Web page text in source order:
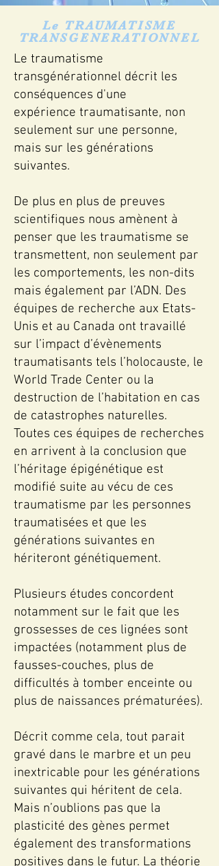
Le TRAUMATISME
TRANSGENERATIONNEL
Le traumatisme
transgénérationnel décrit les
conséquences d'une
expérience traumatisante, non
seulement sur une personne,
mais sur les générations
suivantes.
De plus en plus de preuves
scientifiques nous amènent à
penser que les traumatisme se
transmettent, non seulement par
les comportements, les non-dits
mais également par l’ADN. Des
équipes de recherche aux Etats-
Unis et au Canada ont travaillé
sur l’impact d’évènements
traumatisants tels l’holocauste, le
World Trade Center ou la
destruction de l’habitation en cas
de catastrophes naturelles.
Toutes ces équipes de recherches
en arrivent à la conclusion que
l’héritage épigénétique est
modifié suite au vécu de ces
traumatisme par les personnes
traumatisées et que les
générations suivantes en
hériteront génétiquement.
Plusieurs études concordent
notamment sur le fait que les
grossesses de ces lignées sont
impactées (notamment plus de
fausses-couches, plus de
difficultés à tomber enceinte ou
plus de naissances prématurées).
Décrit comme cela, tout parait
gravé dans le marbre et un peu
inextricable pour les générations
suivantes qui héritent de cela.
Mais n’oublions pas que la
plasticité des gènes permet
également des transformations
positives dans le futur. La théorie